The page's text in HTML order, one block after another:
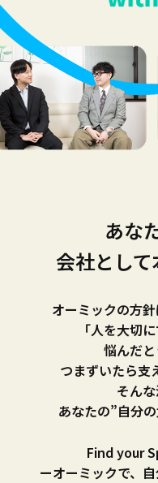
あな
会社として
オーミックの方
「人を大切
悩んだと
つまずいたら支
そんな
あなたの”自分
Find your
ーオーミックで、